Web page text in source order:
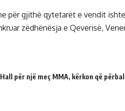
për gjithë qytetarët e vendit
zëdhënësja e Qeverisë,
për një meç MMA, kërkon që